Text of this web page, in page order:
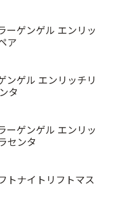
ーゲンゲル エンリッ
ア
ンゲル エンリッチリ
タ
ーゲンゲル エンリッ
センタ
トナイトリフトマス